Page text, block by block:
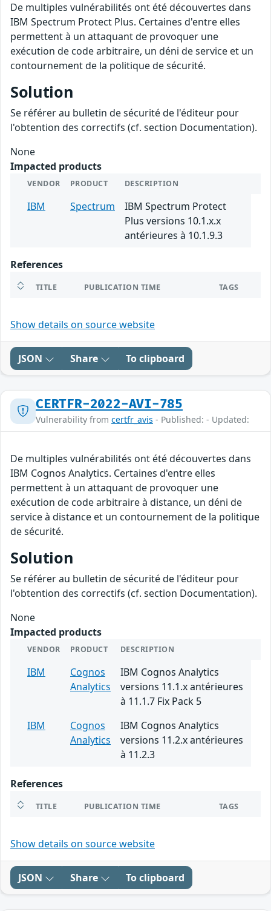
De multiples vulnérabilités ont été découvertes dans
IBM Spectrum Protect Plus. Certaines d'entre elles
permettent à un attaquant de provoquer une
exécution de code arbitraire, un déni de service et un
contournement de la politique de sécurité.
Solution
Se référer au bulletin de sécurité de l'éditeur pour
l'obtention des correctifs (cf. section Documentation).
None
Impacted products
VENDOR PRODUCT DESCRIPTION
IBM Spectrum
IBM Spectrum Protect
Plus versions 10.1.x.x
antérieures à 10.1.9.3
References
TITLE PUBLICATION TIME TAGS
Show details on source website
JSON Share To clipboard
CERTFR-2022-AVI-785
Vulnerability from certfr_avis - Published: - Updated:
De multiples vulnérabilités ont été découvertes dans
IBM Cognos Analytics. Certaines d'entre elles
permettent à un attaquant de provoquer une
exécution de code arbitraire à distance, un déni de
service à distance et un contournement de la politique
de sécurité.
Solution
Se référer au bulletin de sécurité de l'éditeur pour
l'obtention des correctifs (cf. section Documentation).
None
Impacted products
VENDOR PRODUCT DESCRIPTION
IBM
Cognos
Analytics
IBM Cognos Analytics
versions 11.1.x antérieures
à 11.1.7 Fix Pack 5
IBM
Cognos
Analytics
IBM Cognos Analytics
versions 11.2.x antérieures
à 11.2.3
References
TITLE PUBLICATION TIME TAGS
Show details on source website
JSON Share To clipboard